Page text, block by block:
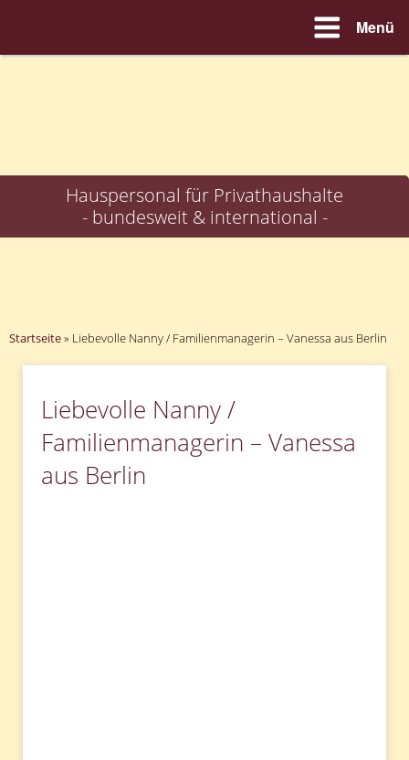
Menü
Hauspersonal für Privathaushalte
- bundesweit & international -
Startseite» Liebevolle Nanny / Familienmanagerin – Vanessa aus Berlin
Liebevolle Nanny /
Familienmanagerin – Vanessa
aus Berlin